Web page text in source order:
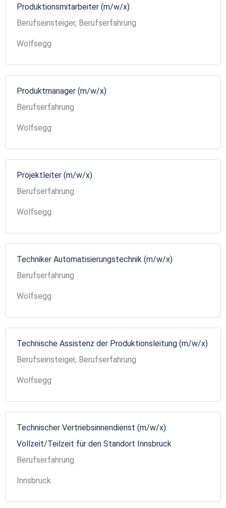
Produktionsmitarbeiter (m/w/x)
Berufseinsteiger, Berufserfahrung
Wolfsegg
Produktmanager (m/w/x)
Berufserfahrung
Wolfsegg
Projektleiter (m/w/x)
Berufserfahrung
Wolfsegg
Techniker Automatisierungstechnik (m/w/x)
Berufserfahrung
Wolfsegg
Technische Assistenz der Produktionsleitung (m/w/x)
Berufseinsteiger, Berufserfahrung
Wolfsegg
Technischer Vertriebsinnendienst (m/w/x)
Vollzeit/Teilzeit für den Standort Innsbruck
Berufserfahrung
Innsbruck